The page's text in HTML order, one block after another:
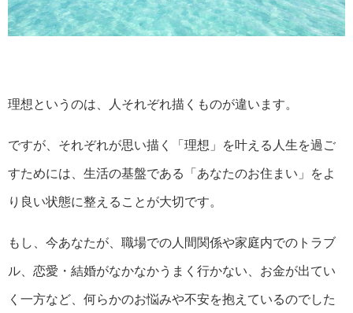
理想というのは、人それぞれ描くものが違います。
ですが、それぞれが思い描く「理想」を叶える人生を過ご
すためには、生活の基盤である「あなたのお住まい」をよ
り良い状態に整えることが大切です。
もし、今あなたが、職場での人間関係や家庭内でのトラブ
ル、恋愛・結婚がなかなかうまく行かない、お金が出てい
く一方など、何らかのお悩みや不安を抱えているのでした